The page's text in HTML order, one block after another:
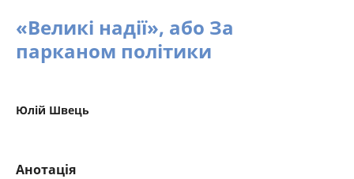
«Великі надії», або За
парканом політики
Юлій Швець
Анотація